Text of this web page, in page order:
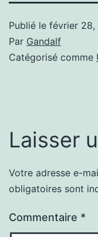
Publié le février 28,
Par Gandalf
Catégorisé comme
Laisser
Votre adresse e-
obligatoires sont
Commentaire *